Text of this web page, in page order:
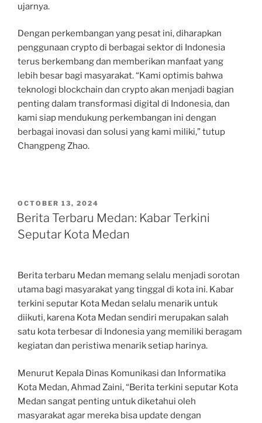
ujarnya.
Dengan perkembangan yang pesat ini, diharapkan
penggunaan crypto di berbagai sektor di Indonesia
terus berkembang dan memberikan manfaat yang
lebih besar bagi masyarakat. “Kami optimis bahwa
teknologi blockchain dan crypto akan menjadi bagian
penting dalam transformasi digital di Indonesia, dan
kami siap mendukung perkembangan ini dengan
berbagai inovasi dan solusi yang kami miliki,” tutup
Changpeng Zhao.
POSTED
ON
OCTOBER 13, 2024
Berita Terbaru Medan: Kabar Terkini
Seputar Kota Medan
Berita terbaru Medan memang selalu menjadi sorotan
utama bagi masyarakat yang tinggal di kota ini. Kabar
terkini seputar Kota Medan selalu menarik untuk
diikuti, karena Kota Medan sendiri merupakan salah
satu kota terbesar di Indonesia yang memiliki beragam
kegiatan dan peristiwa menarik setiap harinya.
Menurut Kepala Dinas Komunikasi dan Informatika
Kota Medan, Ahmad Zaini, “Berita terkini seputar Kota
Medan sangat penting untuk diketahui oleh
masyarakat agar mereka bisa update dengan